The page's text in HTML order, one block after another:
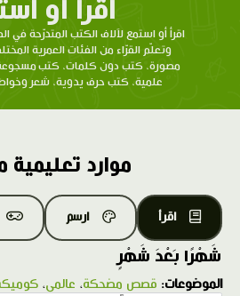
اقرأ أو
اقرأ أو استمع لآلاف الكتب المتدرّحة في
وتعلّم القرّاء من الفئات العمرية
مصورة، كتب دون كلمات، كتب
علمية، كتب حرف يدوية، شعر
موارد تعليمية
اقرأ ارسم
شَهْرًا بَعْدَ شَهْرٍ
الموضوعات: قصص مضحكة، عالمي،